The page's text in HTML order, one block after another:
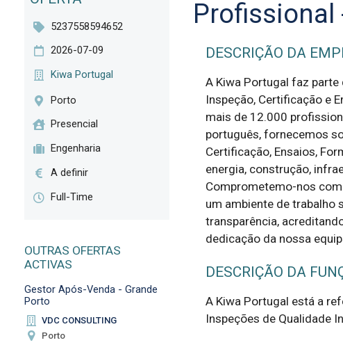
5237558594652
2026-07-09
Kiwa Portugal
Porto
Presencial
Engenharia
A definir
Full-Time
OUTRAS OFERTAS
ACTIVAS
Gestor Após-Venda - Grande
Porto
VDC CONSULTING
Porto
Profissional
DESCRIÇÃO DA
A Kiwa Portugal faz
Inspeção, Certificação e
mais de 12.000
português, fornecemos
Certificação, Ensaios,
energia, construção,
Comprometemo-nos
um ambiente de trabalho
transparência,
dedicação da nossa
DESCRIÇÃO DA
A Kiwa Portugal está a
Inspeções de Qualidade